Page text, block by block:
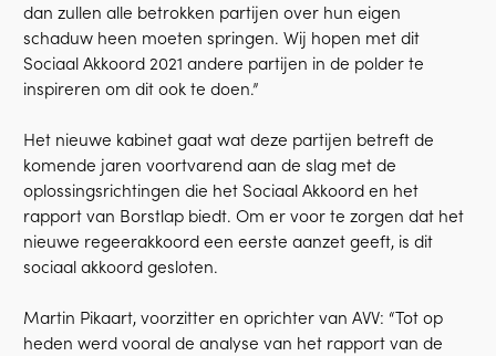
dan zullen alle betrokken partijen over hun eigen
schaduw heen moeten springen. Wij hopen met dit
Sociaal Akkoord 2021 andere partijen in de polder te
inspireren om dit ook te doen.”
Het nieuwe kabinet gaat wat deze partijen betreft de
komende jaren voortvarend aan de slag met de
oplossingsrichtingen die het Sociaal Akkoord en het
rapport van Borstlap biedt. Om er voor te zorgen dat het
nieuwe regeerakkoord een eerste aanzet geeft, is dit
sociaal akkoord gesloten.
Martin Pikaart, voorzitter en oprichter van AVV: “Tot op
heden werd vooral de analyse van het rapport van de